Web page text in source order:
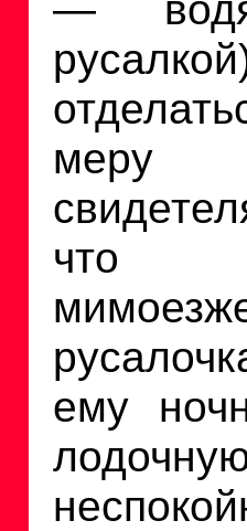
меру
что
ему